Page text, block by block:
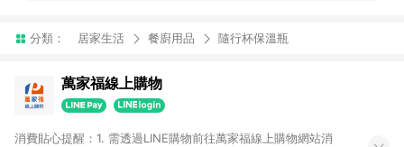
分類： 居家生活 餐廚用品 隨行杯保溫瓶
萬家福線上購物
消費貼心提醒：1. 需透過LINE購物前往萬家福線上購物網站消